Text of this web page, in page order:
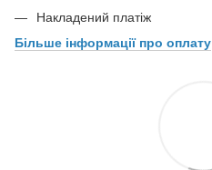
Накладений платіж
Більше інформації про оплату